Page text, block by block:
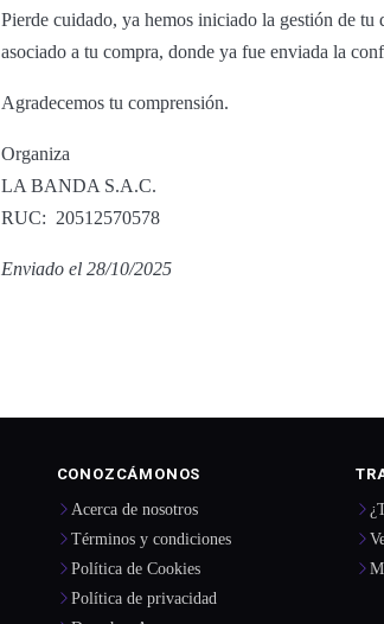
Pierde cuidado, ya hemos iniciado la gestión de
asociado a tu compra, donde ya fue enviada la
Agradecemos tu comprensión.
Organiza
LA BANDA S.A.C.
RUC: 20512570578
Enviado el 28/10/2025
CONOZCÁMONOS
Acerca de nosotros
Términos y condiciones
Política de Cookies
Política de privacidad